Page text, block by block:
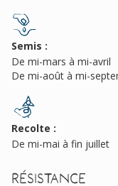
Semis :
De mi-mars à mi-avril
De mi-août à mi-
Recolte :
De mi-mai à fin juillet
Résistance